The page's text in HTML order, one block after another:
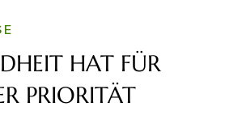
HAT FÜR
PRIORITÄT